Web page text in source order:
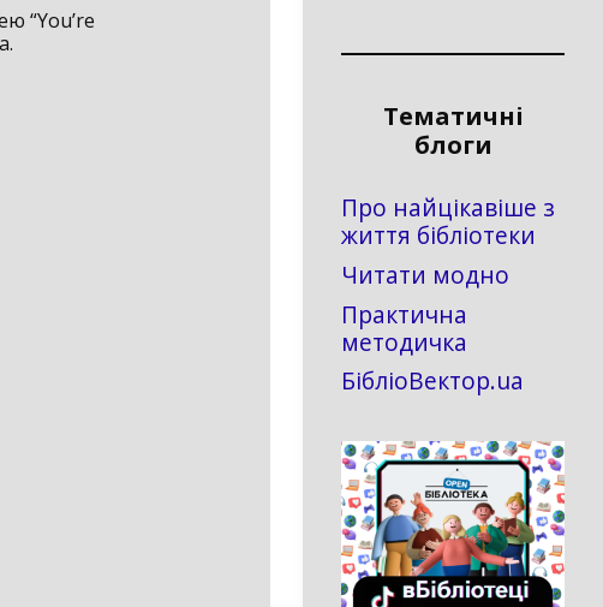
“You’re
Тематичні
блоги
Про найцікавіше з
життя бібліотеки
Читати модно
Практична
методичка
БібліоВектор.ua